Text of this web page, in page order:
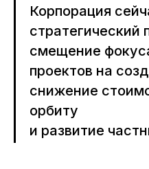
Корпорация
стратегический
смещение
проектов на
снижение
орбиту
и развитие